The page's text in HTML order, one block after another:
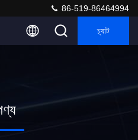
86-519-86464994
চ্যাট